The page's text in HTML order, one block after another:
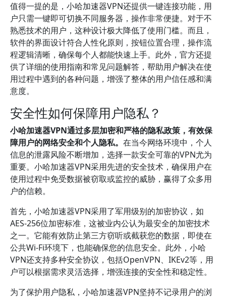
值得一提的是，小哈加速器VPN还提供一键连接功能，用
户只需一键即可切换不同服务器，操作非常便捷。对于不
熟悉技术的用户，这种设计极大降低了使用门槛。而且，
软件的界面设计符合人性化原则，按钮位置合理，操作流
程逻辑清晰，确保每个人都能快速上手。此外，官方还提
供了详细的使用指南和常见问题解答，帮助用户解决在使
用过程中遇到的各种问题，增强了整体的用户信任感和满
意度。
安全性如何保障用户隐私？
小哈加速器VPN通过多层加密和严格的隐私政策，有效保
障用户的网络安全和个人隐私。 在当今网络环境中，个人
信息的泄露风险不断增加，选择一款安全可靠的VPN尤为
重要。小哈加速器VPN采用先进的安全技术，确保用户在
使用过程中免受数据被窃取或监控的威胁，赢得了众多用
户的信赖。
首先，小哈加速器VPN采用了军用级别的加密协议，如
AES-256位加密标准，这被业内公认为最安全的加密技术
之一。它能有效防止第三方窃听或截获您的数据，即使在
公共Wi-Fi环境下，也能确保您的信息安全。此外，小哈
VPN还支持多种安全协议，包括OpenVPN、IKEv2等，用
户可以根据需求灵活选择，增强连接的安全性和稳定性。
为了保护用户隐私，小哈加速器VPN坚持不记录用户的浏